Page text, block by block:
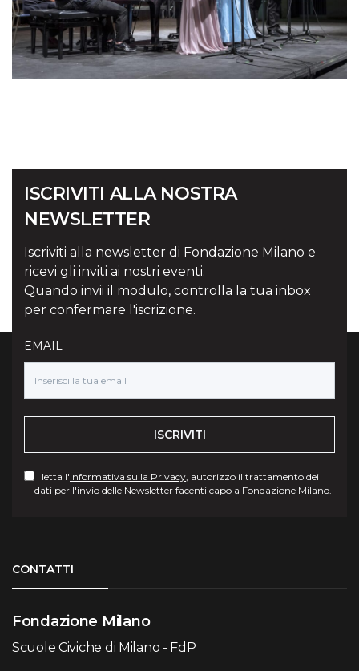
ISCRIVITI ALLA NOSTRA
NEWSLETTER
Iscriviti alla newsletter di Fondazione Milano e
ricevi gli inviti ai nostri eventi.
Quando invii il modulo, controlla la tua inbox
per confermare l'iscrizione.
EMAIL
ISCRIVITI
letta l'Informativa sulla Privacy , autorizzo il trattamento dei
dati per l'invio delle Newsletter facenti capo a Fondazione Milano.
CONTATTI
Fondazione Milano
Scuole Civiche di Milano - FdP